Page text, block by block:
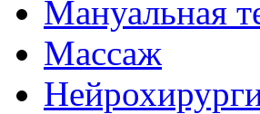
Мануальная
Массаж